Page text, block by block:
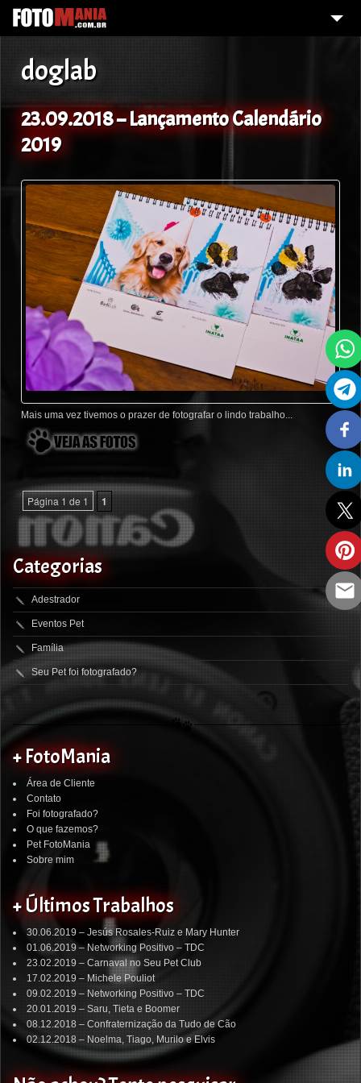
FOI FOTOGRAFADO?
GALERIA DE FOTOS
O QUE FAZEMOS?
CONTATO
DAMELHORQUALIDADE
doglab
23.09.2018 – Lançamento Calendário
2019
Mais uma vez tivemos o prazer de fotografar o lindo trabalho...
Página 1 de 1 1
Categorias
Adestrador
Eventos Pet
Família
Seu Pet foi fotografado?
+ FotoMania
Área de Cliente
Contato
Foi fotografado?
O que fazemos?
Pet FotoMania
Sobre mim
+ Últimos Trabalhos
30.06.2019 – Jesús Rosales-Ruiz e Mary Hunter
01.06.2019 – Networking Positivo – TDC
23.02.2019 – Carnaval no Seu Pet Club
17.02.2019 – Michele Pouliot
09.02.2019 – Networking Positivo – TDC
20.01.2019 – Saru, Tieta e Boomer
08.12.2018 – Confraternização da Tudo de Cão
02.12.2018 – Noelma, Tiago, Murilo e Elvis